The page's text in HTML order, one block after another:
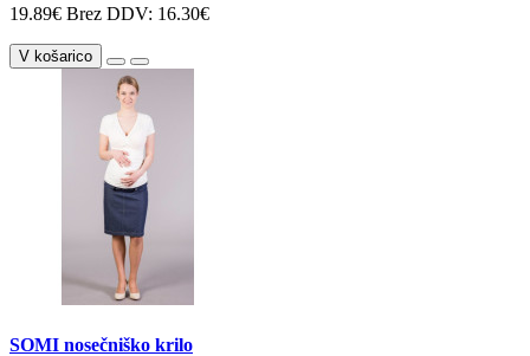
19.89€ Brez DDV: 16.30€
V košarico
SOMI nosečniško krilo